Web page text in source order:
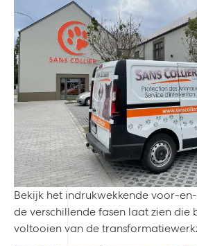
Bekijk het indrukwekkende voor-
de verschillende fasen laat zien die
voltooien van de